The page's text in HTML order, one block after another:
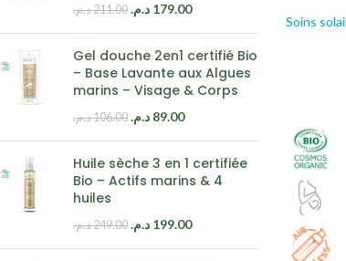
211.00د.م. 179.00 د.م.
Gel douche 2en1 certifié Bio
– Base Lavante aux Algues
marins – Visage & Corps
106.00د.م. 89.00 د.م.
Huile sèche 3 en 1 certifiée
Bio – Actifs marins & 4
huiles
249.00د.م. 199.00 د.م.
Soins